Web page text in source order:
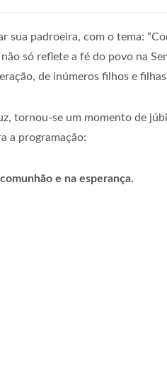
padroeira, com o tema:
só reflete a fé do povo na
de inúmeros filhos e
tornou-se um momento de
a programação:
e na esperança.